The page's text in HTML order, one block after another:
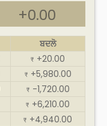
+0.00
ਬਦਲੋ
₹ +20.00
₹ +5,980.00
₹ -1,720.00
₹ +6,210.00
₹ +4,940.00